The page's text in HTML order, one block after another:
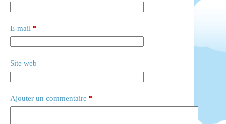
E-mail *
Site web
Ajouter un commentaire *